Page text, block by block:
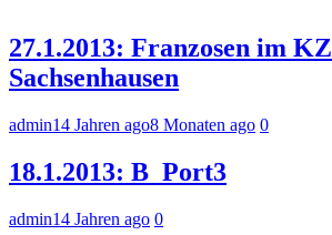
27.1.2013: Franzosen im KZ
Sachsenhausen
admin14 Jahren ago8 Monaten ago 0
18.1.2013: B_Port3
admin14 Jahren ago 0